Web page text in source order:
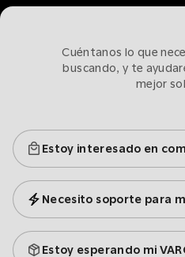
Cuéntanos lo que
buscando, y te
mejor
Estoy interesado en
Necesito soporte para
Estoy esperando mi